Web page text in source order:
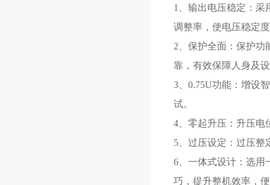
1、输出电压稳定：采
调整率，使电压稳定
2、保护全面：保护功
靠，有效保障人身及
3、0.75U功能：增设
试。
4、零起升压：升压电
5、过压设定：过压整
6、一体式设计：选用
巧，提升整机效率，